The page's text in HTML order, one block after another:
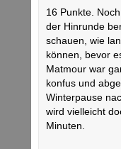
16 Punkte.
der Hinrunde
schauen, wie
können, bevor
Matmour war
konfus und
Winterpause
wird vielleicht
Minuten.